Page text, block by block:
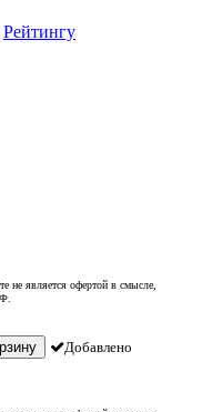
Рейтингу
не является офертой в смысле,
Добавлено